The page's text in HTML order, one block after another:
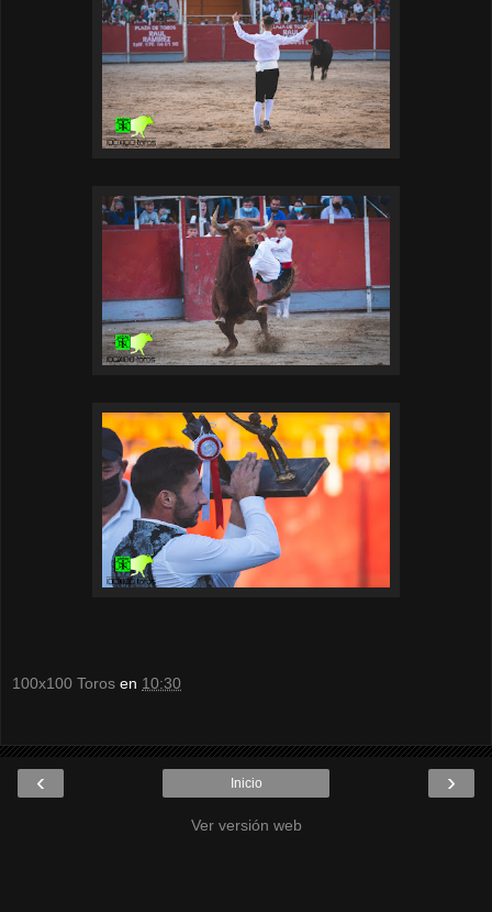
100x100 Toros en 10:30
‹ ›
Inicio
Ver versión web